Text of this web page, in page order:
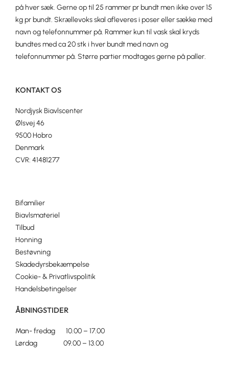
på hver sæk. Gerne op til 25 rammer pr bundt men ikke over 15
kg pr bundt. Skrællevoks skal afleveres i poser eller sække med
navn og telefonnummer på. Rammer kun til vask skal kryds
bundtes med ca 20 stk i hver bundt med navn og
telefonnummer på. Større partier modtages gerne på paller.
KONTAKT OS
Nordjysk Biavlscenter
Ølsvej 46
9500 Hobro
Denmark
CVR: 41481277
Bifamilier
Biavlsmateriel
Tilbud
Honning
Bestøvning
Skadedyrsbekæmpelse
Cookie- & Privatlivspolitik
Handelsbetingelser
ÅBNINGSTIDER
Man- fredag 10.00 – 17.00
Lørdag 09.00 – 13.00